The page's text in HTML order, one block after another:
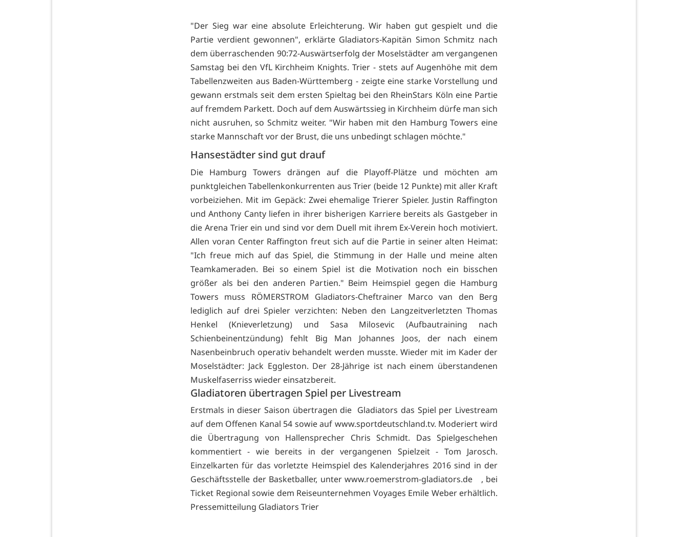
"Der Sieg war eine absolute Erleichterung. Wir haben gut gespielt und die
Partie verdient gewonnen", erklärte Gladiators-Kapitän Simon Schmitz nach
dem überraschenden 90:72-Auswärtserfolg der Moselstädter am vergangenen
Samstag bei den VfL Kirchheim Knights. Trier - stets auf Augenhöhe mit dem
Tabellenzweiten aus Baden-Württemberg - zeigte eine starke Vorstellung und
gewann erstmals seit dem ersten Spieltag bei den RheinStars Köln eine Partie
auf fremdem Parkett. Doch auf dem Auswärtssieg in Kirchheim dürfe man sich
nicht ausruhen, so Schmitz weiter. "Wir haben mit den Hamburg Towers eine
starke Mannschaft vor der Brust, die uns unbedingt schlagen möchte."
Hansestädter sind gut drauf
Die Hamburg Towers drängen auf die Playoff-Plätze und möchten am
punktgleichen Tabellenkonkurrenten aus Trier (beide 12 Punkte) mit aller Kraft
vorbeiziehen. Mit im Gepäck: Zwei ehemalige Trierer Spieler. Justin Raffington
und Anthony Canty liefen in ihrer bisherigen Karriere bereits als Gastgeber in
die Arena Trier ein und sind vor dem Duell mit ihrem Ex-Verein hoch motiviert.
Allen voran Center Raffington freut sich auf die Partie in seiner alten Heimat:
"Ich freue mich auf das Spiel, die Stimmung in der Halle und meine alten
Teamkameraden. Bei so einem Spiel ist die Motivation noch ein bisschen
größer als bei den anderen Partien." Beim Heimspiel gegen die Hamburg
Towers muss RÖMERSTROM Gladiators-Cheftrainer Marco van den Berg
lediglich auf drei Spieler verzichten: Neben den Langzeitverletzten Thomas
Henkel (Knieverletzung) und Sasa Milosevic (Aufbautraining nach
Schienbeinentzündung) fehlt Big Man Johannes Joos, der nach einem
Nasenbeinbruch operativ behandelt werden musste. Wieder mit im Kader der
Moselstädter: Jack Eggleston. Der 28-Jährige ist nach einem überstandenen
Muskelfaserriss wieder einsatzbereit.
Gladiatoren übertragen Spiel per Livestream
Erstmals in dieser Saison übertragen die Gladiators das Spiel per Livestream
auf dem Offenen Kanal 54 sowie auf www.sportdeutschland.tv. Moderiert wird
die Übertragung von Hallensprecher Chris Schmidt. Das Spielgeschehen
kommentiert - wie bereits in der vergangenen Spielzeit - Tom Jarosch.
Einzelkarten für das vorletzte Heimspiel des Kalenderjahres 2016 sind in der
Geschäftsstelle der Basketballer, unter www.roemerstrom-gladiators.de , bei
Ticket Regional sowie dem Reiseunternehmen Voyages Emile Weber erhältlich.
Pressemitteilung Gladiators Trier